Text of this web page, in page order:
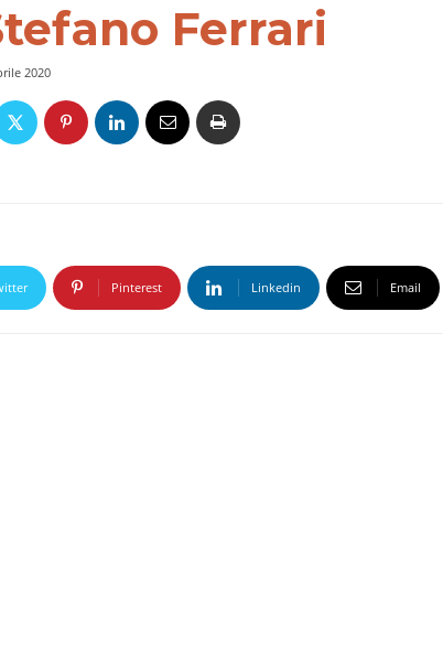
Ferrari
2020
Pinterest Linkedin Email